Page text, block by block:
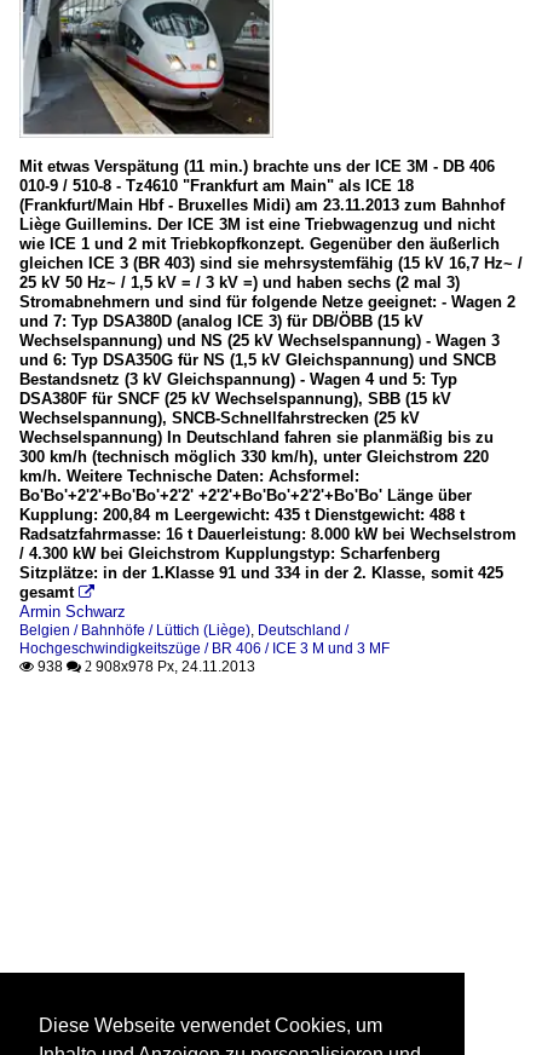
Mit etwas Verspätung (11 min.) brachte uns der ICE 3M - DB 406
010-9 / 510-8 - Tz4610 "Frankfurt am Main" als ICE 18
(Frankfurt/Main Hbf - Bruxelles Midi) am 23.11.2013 zum Bahnhof
Liège Guillemins. Der ICE 3M ist eine Triebwagenzug und nicht
wie ICE 1 und 2 mit Triebkopfkonzept. Gegenüber den äußerlich
gleichen ICE 3 (BR 403) sind sie mehrsystemfähig (15 kV 16,7 Hz~ /
25 kV 50 Hz~ / 1,5 kV = / 3 kV =) und haben sechs (2 mal 3)
Stromabnehmern und sind für folgende Netze geeignet: - Wagen 2
und 7: Typ DSA380D (analog ICE 3) für DB/ÖBB (15 kV
Wechselspannung) und NS (25 kV Wechselspannung) - Wagen 3
und 6: Typ DSA350G für NS (1,5 kV Gleichspannung) und SNCB
Bestandsnetz (3 kV Gleichspannung) - Wagen 4 und 5: Typ
DSA380F für SNCF (25 kV Wechselspannung), SBB (15 kV
Wechselspannung), SNCB-Schnellfahrstrecken (25 kV
Wechselspannung) In Deutschland fahren sie planmäßig bis zu
300 km/h (technisch möglich 330 km/h), unter Gleichstrom 220
km/h. Weitere Technische Daten: Achsformel:
Bo'Bo'+2'2'+Bo'Bo'+2'2' +2'2'+Bo'Bo'+2'2'+Bo'Bo' Länge über
Kupplung: 200,84 m Leergewicht: 435 t Dienstgewicht: 488 t
Radsatzfahrmasse: 16 t Dauerleistung: 8.000 kW bei Wechselstrom
/ 4.300 kW bei Gleichstrom Kupplungstyp: Scharfenberg
Sitzplätze: in der 1.Klasse 91 und 334 in der 2. Klasse, somit 425
gesamt 
Armin Schwarz
Belgien / Bahnhöfe / Lüttich (Liège) Deutschland /
Hochgeschwindigkeitszüge / BR 406 / ICE 3 M und 3 MF
 938  2 908x978 Px, 24.11.2013
Diese Webseite verwendet Cookies, um